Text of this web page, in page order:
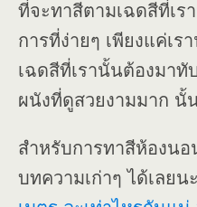
ที่จะทาสีตามเฉดสีที่เร
การที่ง่ายๆ เพียงแค่เ
เฉดสีที่เรานั้นต้องมา
ผนังที่ดูสวยงามมาก นั้
สำหรับการทาสีห้องน
บทความเก่าๆ ได้เลยน